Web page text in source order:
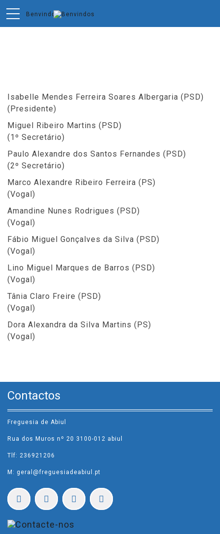
Isabelle Mendes Ferreira Soares Albergaria (PSD)
(Presidente)
Miguel Ribeiro Martins (PSD)
(1º Secretário)
Paulo Alexandre dos Santos Fernandes (PSD)
(2º Secretário)
Marco Alexandre Ribeiro Ferreira (PS)
(Vogal)
Amandine Nunes Rodrigues (PSD)
(Vogal)
Fábio Miguel Gonçalves da Silva (PSD)
(Vogal)
Lino Miguel Marques de Barros (PSD)
(Vogal)
Tânia Claro Freire (PSD)
(Vogal)
Dora Alexandra da Silva Martins (PS)
(Vogal)
Contactos
Freguesia de Abiul
Rua dos Muros nº 20 3100-012 abiul
Tlf: 236921206
M: geral@freguesiadeabiul.pt